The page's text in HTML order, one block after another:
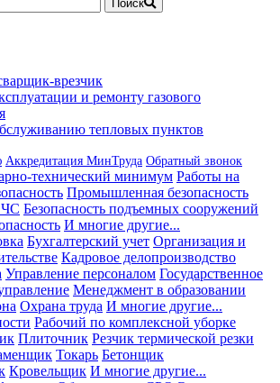
Поиск
врезчик
и ремонту газового
тепловых пунктов
Аккредитация МинТруда Обратный звонок
технический минимум Работы на
Промышленная безопасность
ЧС Безопасность подъемных сооружений
И многие другие...
Бухгалтерский учет Организация и
Кадровое делопроизводство
Управление персоналом Государственное
Менеджмент в образовании
Охрана труда И многие другие...
Рабочий по комплексной уборке
Плиточник Резчик термической резки
Токарь Бетонщик
Кровельщик И многие другие...